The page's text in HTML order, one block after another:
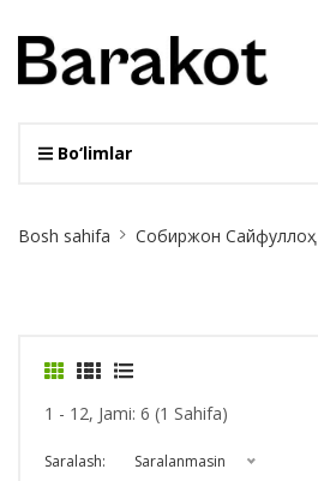
Bo‘limlar
Breadcrumb
Bosh sahifa Собиржон Сайфуллоҳ
1 - 12, Jami: 6 (1 Sahifa)
Saralash: Saralanmasin